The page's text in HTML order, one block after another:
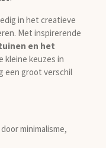
in het creatieve
Met inspirerende
en het
kleine keuzes in
een groot verschil
door minimalisme,